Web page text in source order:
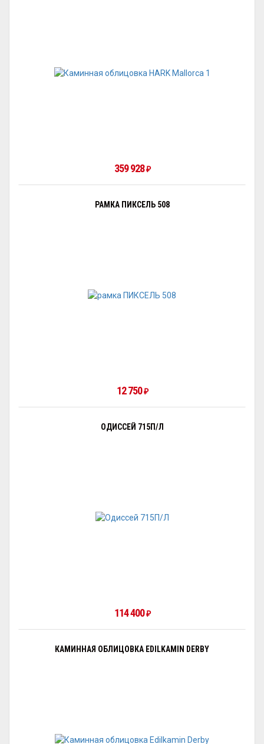
359 928₽
РАМКА ПИКСЕЛЬ 508
12 750₽
ОДИССЕЙ 715П/Л
114 400₽
КАМИННАЯ ОБЛИЦОВКА EDILKAMIN DERBY